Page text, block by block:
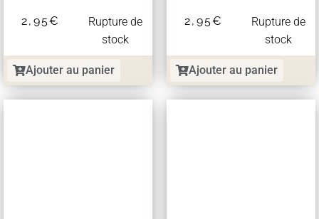
2,95€
Rupture de
stock
Ajouter au panier
2,95€
Rupture de
stock
Ajouter au panier